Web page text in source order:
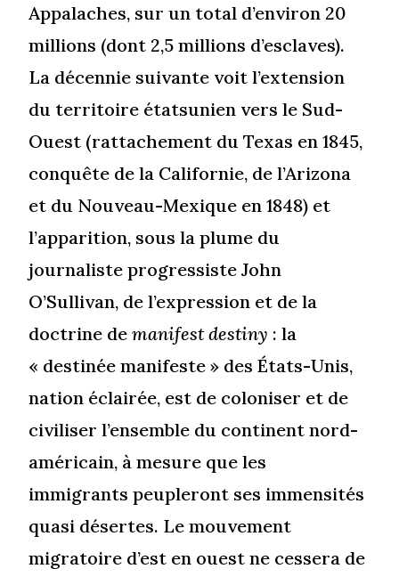
Appalaches, sur un total d’environ 20
millions (dont 2,5 millions d’esclaves).
La décennie suivante voit l’extension
du territoire étatsunien vers le Sud-
Ouest (rattachement du Texas en 1845,
conquête de la Californie, de l’Arizona
et du Nouveau-Mexique en 1848) et
l’apparition, sous la plume du
journaliste progressiste John
O’Sullivan, de l’expression et de la
doctrine demanifest destiny : la
« destinée manifeste » des États-Unis,
nation éclairée, est de coloniser et de
civiliser l’ensemble du continent nord-
américain, à mesure que les
immigrants peupleront ses immensités
quasi désertes. Le mouvement
migratoire d’est en ouest ne cessera de